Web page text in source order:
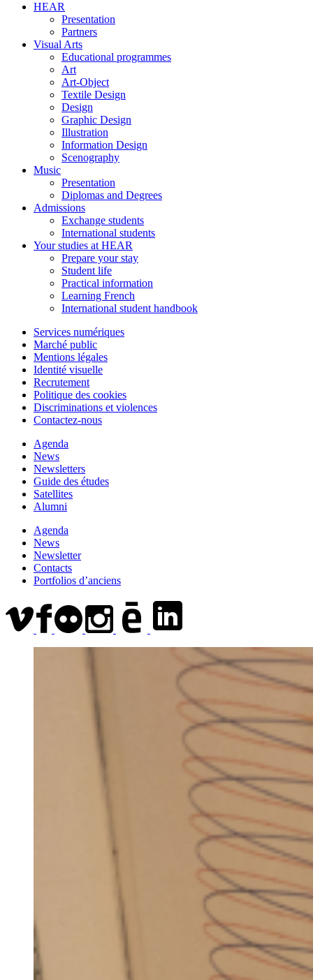
HEAR
Presentation
Partners
Visual Arts
Educational programmes
Art
Art-Object
Textile Design
Design
Graphic Design
Illustration
Information Design
Scenography
Music
Presentation
Diplomas and Degrees
Admissions
Exchange students
International students
Your studies at HEAR
Prepare your stay
Student life
Practical information
Learning French
International student handbook
Services numériques
Marché public
Mentions légales
Identité visuelle
Recrutement
Politique des cookies
Discriminations et violences
Contactez-nous
Agenda
News
Newsletters
Guide des études
Satellites
Alumni
Agenda
News
Newsletter
Contacts
Portfolios d’anciens